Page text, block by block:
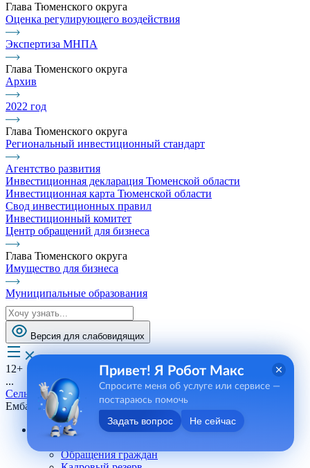
Глава Тюменского округа
Оценка регулирующего воздействия
Экспертиза МНПА
Глава Тюменского округа
Архив
2022 год
Глава Тюменского округа
Региональный инвестиционный стандарт
Агентство развития
Инвестиционная декларация Тюменской области
Инвестиционная карта Тюменской области
Свод инвестиционных правил
Инвестиционный комитет
Центр обращений для бизнеса
Глава Тюменского округа
Имущество для бизнеса
Муниципальные образования
Версия для слабовидящих
12+
...
Сельские поселения
Ембаевское СП
Андреевское СП
Обращения граждан
Привет! Я Робот Макс
Спросите меня об услуге или сервисе —
постараюсь помочь
Задать вопрос Не сейчас